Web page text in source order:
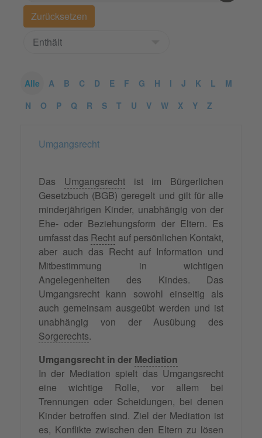
Alle A B C D E F G H I J K L
M
N
O P Q R S T U V W X Y Z
Umgangsrecht
Das Umgangsrechtist im Bürgerlichen
Gesetzbuch (BGB) geregelt und gilt für alle
minderjährigen Kinder, unabhängig von der
Ehe- oder Beziehungsform der Eltern. Es
umfasst das Recht auf persönlichen Kontakt,
aber auch das Recht auf Information und
Mitbestimmung in wichtigen
Angelegenheiten des Kindes. Das
Umgangsrecht kann sowohl einseitig als
auch gemeinsam ausgeübt werden und ist
unabhängig von der Ausübung des
Sorgerechts.
Umgangsrecht in der Mediation
In der Mediation spielt das Umgangsrecht
eine wichtige Rolle, vor allem bei
Trennungen oder Scheidungen, bei denen
Kinder betroffen sind. Ziel der Mediation ist
es, Konflikte zwischen den Eltern zu lösen